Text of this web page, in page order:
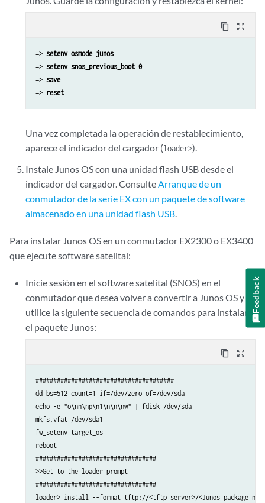
content_copy zoom_out_map
=> setenv osmode junos
=> setenv snos_previous_boot 0
=> save
=> reset
Una vez completada la operación de restablecimiento,
aparece el indicador del cargador (loader>).
Instale Junos OS con una unidad flash USB desde el
indicador del cargador. ConsulteArranque de un
conmutador de la serie EX con un paquete de software
almacenado en una unidad flash USB.
Para instalar Junos OS en un conmutador EX2300 o EX3400
que ejecute software satelital:
Inicie sesión en el software satelital (SNOS) en el
conmutador que desea volver a convertir a Junos OS y
utilice la siguiente secuencia de comandos para instalar
el paquete Junos:
content_copy zoom_out_map
#######################################
dd bs=512 count=1 if=/dev/zero of=/dev/sda
echo -e "o\nn\np\n1\n\n\nw" | fdisk /dev/sda
mkfs.vfat /dev/sda1
fw_setenv target_os
reboot
##################################
>>Get to the loader prompt
##################################
loader> install --format tftp://<tftp server>/<Junos package
Feedback